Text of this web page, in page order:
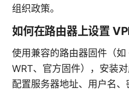
组织政策。
如何在路由器上设置
使用兼容的路由器固件（
WRT、官方固件），安装对
配置服务器地址、用户名、